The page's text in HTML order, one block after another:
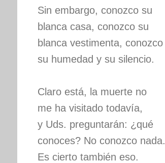
Sin embargo, conozco su
blanca casa, conozco su
blanca vestimenta, conozco
su humedad y su silencio.
Claro está, la muerte no
me ha visitado todavía,
y Uds. preguntarán: ¿qué
conoces? No conozco nada.
Es cierto también eso.